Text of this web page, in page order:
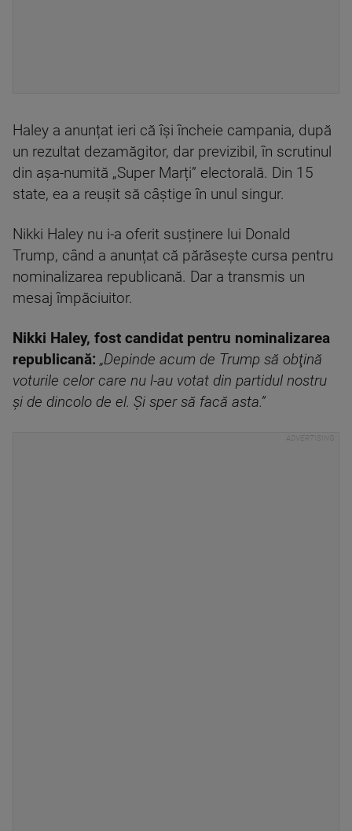
Haley a anunțat ieri că își încheie campania, după
un rezultat dezamăgitor, dar previzibil, în scrutinul
din așa-numită „Super Marți” electorală. Din 15
state, ea a reușit să câștige în unul singur.
Nikki Haley nu i-a oferit susținere lui Donald
Trump, când a anunțat că părăsește cursa pentru
nominalizarea republicană. Dar a transmis un
mesaj împăciuitor.
Nikki Haley, fost candidat pentru nominalizarea
republicană: „Depinde acum de Trump să obţină
voturile celor care nu l-au votat din partidul nostru
şi de dincolo de el. Şi sper să facă asta.”